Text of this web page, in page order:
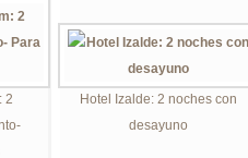
2
Hotel Izalde: 2 noches con
desayuno